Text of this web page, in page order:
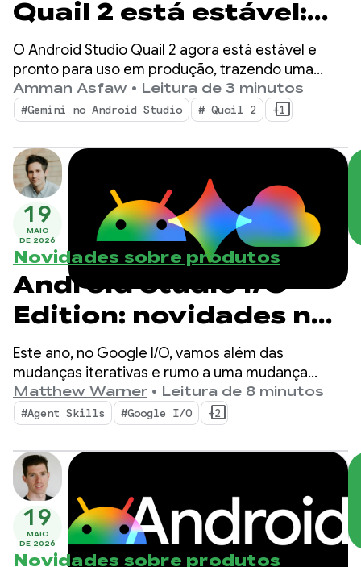
Quail 2 está estável:
faça várias tarefas
com o agente de IA do
Android Studio
O Android Studio Quail 2 agora está estável e
pronto para uso em produção, trazendo uma
mudança para seu ambiente de desenvolvimento
integrado com fluxos de trabalho de agentes
simultâneos, criação de perfis de vazamento de
memória integrada nativamente e correção de
falhas com reconhecimento de contexto.
Amman Asfaw • Leitura de 3 minutos
#Gemini no Android Studio # Quail 2 +1
19
MAIO
DE 2026
Novidades sobre produtos
Android Studio I/O
Edition: novidades nas
ferramentas para
desenvolvedores
Android
Este ano, no Google I/O, vamos além das
mudanças iterativas e rumo a uma mudança
fundamental na forma como os apps são criados.
Nossas ferramentas mais recentes foram criadas
para a era agêntica com recursos que aumentam
a produtividade de você como desenvolvedor
Android E turbinam os agentes de IA implantados
na sua base de código.
Matthew Warner • Leitura de 8 minutos
#Agent Skills #Google I/O +2
19
MAIO
DE 2026
Novidades sobre produtos